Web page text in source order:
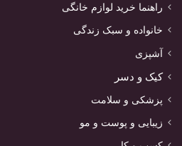
راهنما خرید لوازم خانگی
خانواده و سبک زندگی
آشپزی
کیک و دسر
پزشکی و سلامت
زیبایی و پوست و مو